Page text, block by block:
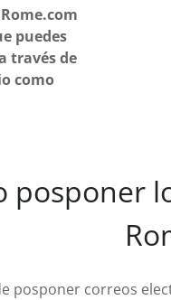
puedes
través de
como
posponer
posponer correos